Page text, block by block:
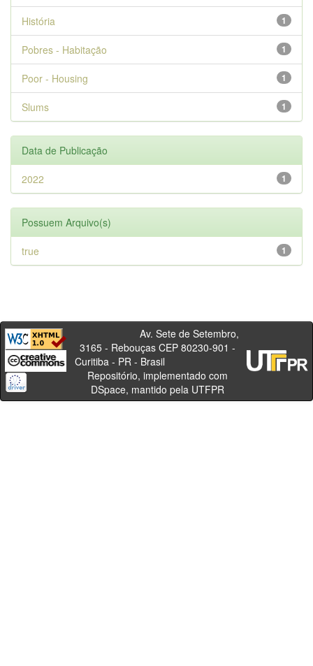
1
História
1
Pobres - Habitação
1
Poor - Housing
1
Slums
Data de Publicação
1
2022
Possuem Arquivo(s)
1
true
Av. Sete de Setembro,
3165 - Rebouças CEP 80230-901 -
Curitiba - PR - Brasil
Repositório, implementado com
DSpace, mantido pela UTFPR